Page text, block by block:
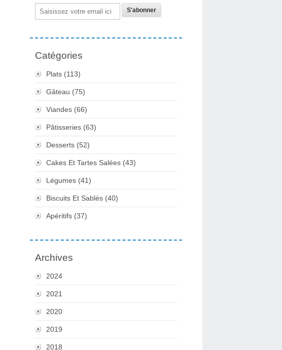
Email
Catégories
Plats (113)
Gâteau (75)
Viandes (66)
Pâtisseries (63)
Desserts (52)
Cakes Et Tartes Salées (43)
Légumes (41)
Biscuits Et Sablés (40)
Apéritifs (37)
Archives
2024
2021
2020
2019
2018